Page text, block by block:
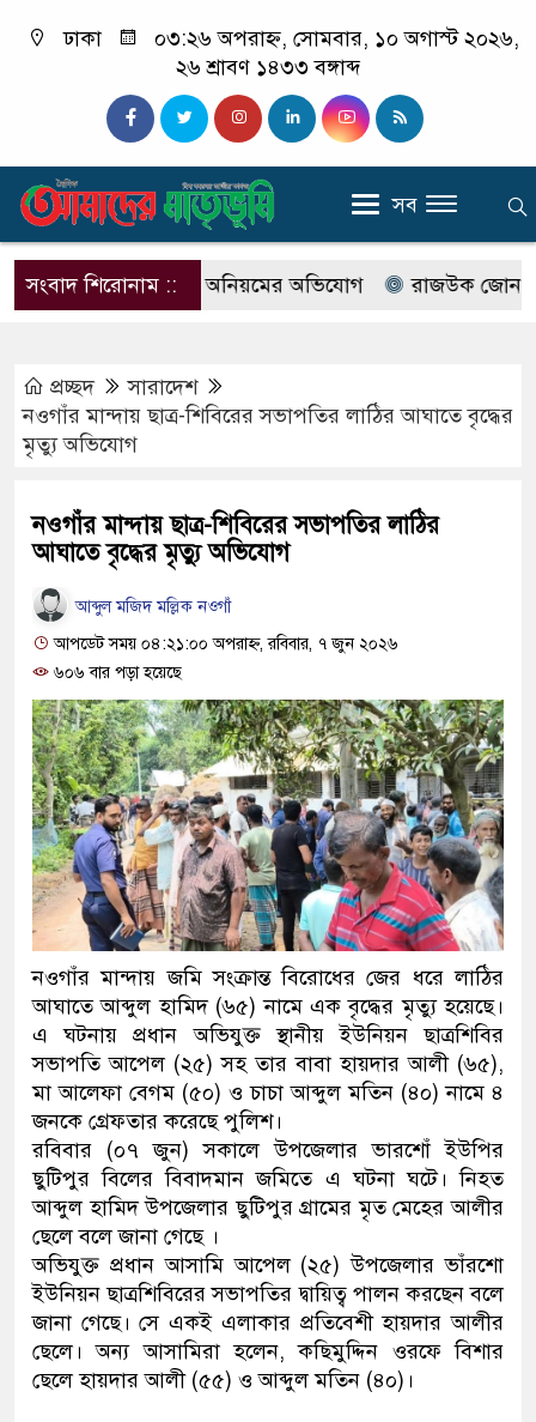
ঢাকা
০৩:২৬ অপরাহ্ন, সোমবার, ১০ অগাস্ট ২০২৬,
২৬ শ্রাবণ ১৪৩৩ বঙ্গাব্দ
সব
সংবাদ শিরোনাম ::
১৭৩ নিয়োগে অনিয়মের অভিযোগ রাজউক জোন-৪
প্রচ্ছদ
সারাদেশ
নওগাঁর মান্দায় ছাত্র-শিবিরের সভাপতির লাঠির আঘাতে বৃদ্ধের
মৃত্যু অভিযোগ
নওগাঁর মান্দায় ছাত্র-শিবিরের সভাপতির লাঠির
আঘাতে বৃদ্ধের মৃত্যু অভিযোগ
আব্দুল মজিদ মল্লিক নওগাঁ
আপডেট সময় ০৪:২১:০০ অপরাহ্ন, রবিবার, ৭ জুন ২০২৬
৬০৬ বার পড়া হয়েছে
নওগাঁর মান্দায় জমি সংক্রান্ত বিরোধের জের ধরে লাঠির
আঘাতে আব্দুল হামিদ (৬৫) নামে এক বৃদ্ধের মৃত্যু হয়েছে।
এ ঘটনায় প্রধান অভিযুক্ত স্থানীয় ইউনিয়ন ছাত্রশিবির
সভাপতি আপেল (২৫) সহ তার বাবা হায়দার আলী (৬৫),
মা আলেফা বেগম (৫০) ও চাচা আব্দুল মতিন (৪০) নামে ৪
জনকে গ্রেফতার করেছে পুলিশ।
​রবিবার (০৭ জুন) সকালে উপজেলার ভারশোঁ ইউপির
ছুটিপুর বিলের বিবাদমান জমিতে এ ঘটনা ঘটে। নিহত
আব্দুল হামিদ উপজেলার ছুটিপুর গ্রামের মৃত মেহের আলীর
ছেলে বলে জানা গেছে ।
​অভিযুক্ত প্রধান আসামি আপেল (২৫) উপজেলার ভাঁরশো
ইউনিয়ন ছাত্রশিবিরের সভাপতির দ্বায়িত্ব পালন করছেন বলে
জানা গেছে। সে একই এলাকার প্রতিবেশী হায়দার আলীর
ছেলে। অন্য আসামিরা হলেন, কছিমুদ্দিন ওরফে বিশার
ছেলে হায়দার আলী (৫৫) ও আব্দুল মতিন (৪০)।